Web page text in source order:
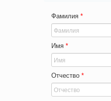
Фамилия *
Имя *
Отчество *